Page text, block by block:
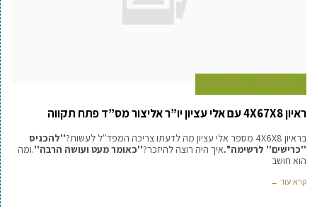
9 ביולי 2015 עמיעד טאוב
ראיון 4X67X8 עם אלי עציון יו”ר אליצור מס”ד פתח תקווה
בראיון 4X6X8 מספר אלי עציון מה לדעתו צריכה המפד''ל לעשות?
''להכניס
''כרישים'' לרשימה''.איך היה רוצה להיזכר?''כאומר מעט ועושה הרבה''.ומה
הוא חושב
קרא עוד ←